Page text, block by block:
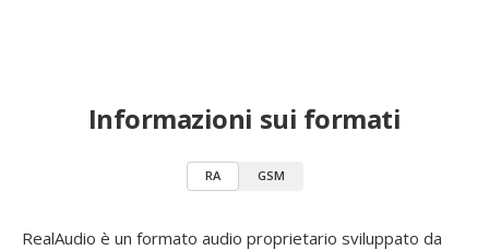
Informazioni sui formati
RA GSM
RealAudio è un formato audio proprietario sviluppato da